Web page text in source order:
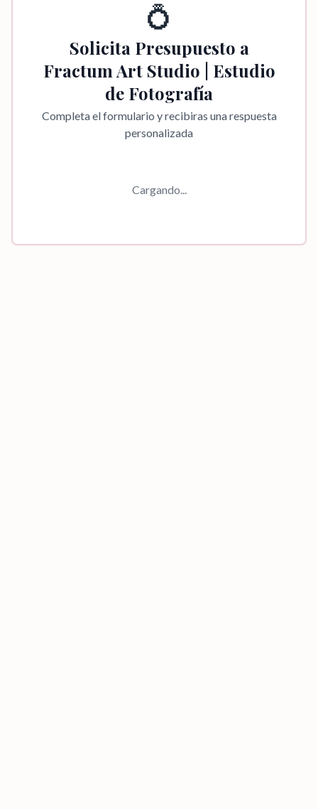
💍
Solicita Presupuesto a
Fractum Art Studio | Estudio
de Fotografía
Completa el formulario y recibiras una respuesta
personalizada
Cargando...